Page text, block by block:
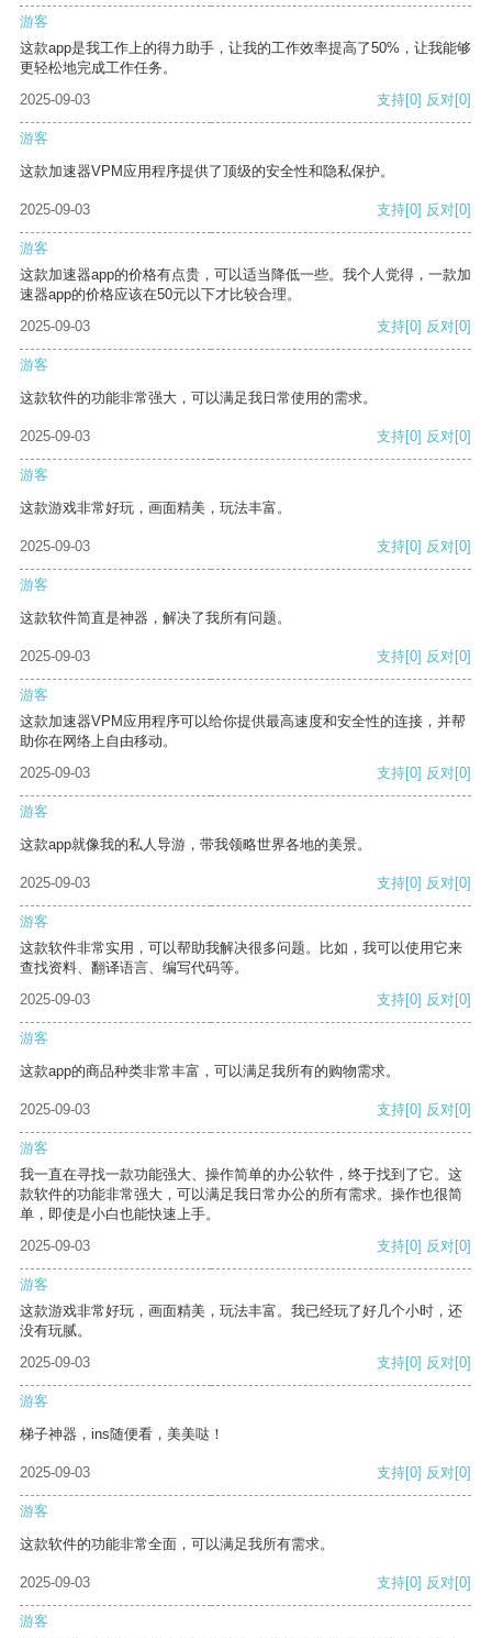
游客
这款app是我工作上的得力助手，让我的工作效率提高了50%，让我能够
更轻松地完成工作任务。
2025-09-03
支持[0] 反对[0]
游客
这款加速器VPM应用程序提供了顶级的安全性和隐私保护。
2025-09-03 支持[0] 反对[0]
游客
这款加速器app的价格有点贵，可以适当降低一些。我个人觉得，一款加
速器app的价格应该在50元以下才比较合理。
2025-09-03
支持[0] 反对[0]
游客
这款软件的功能非常强大，可以满足我日常使用的需求。
2025-09-03 支持[0] 反对[0]
游客
这款游戏非常好玩，画面精美，玩法丰富。
2025-09-03 支持[0] 反对[0]
游客
这款软件简直是神器，解决了我所有问题。
2025-09-03 支持[0] 反对[0]
游客
这款加速器VPM应用程序可以给你提供最高速度和安全性的连接，并帮
助你在网络上自由移动。
2025-09-03
支持[0] 反对[0]
游客
这款app就像我的私人导游，带我领略世界各地的美景。
2025-09-03 支持[0] 反对[0]
游客
这款软件非常实用，可以帮助我解决很多问题。比如，我可以使用它来
查找资料、翻译语言、编写代码等。
2025-09-03
支持[0] 反对[0]
游客
这款app的商品种类非常丰富，可以满足我所有的购物需求。
2025-09-03 支持[0] 反对[0]
游客
我一直在寻找一款功能强大、操作简单的办公软件，终于找到了它。这
款软件的功能非常强大，可以满足我日常办公的所有需求。操作也很简
单，即使是小白也能快速上手。
2025-09-03
支持[0] 反对[0]
游客
这款游戏非常好玩，画面精美，玩法丰富。我已经玩了好几个小时，还
没有玩腻。
2025-09-03
支持[0] 反对[0]
游客
梯子神器，ins随便看，美美哒！
2025-09-03 支持[0] 反对[0]
游客
这款软件的功能非常全面，可以满足我所有需求。
2025-09-03 支持[0] 反对[0]
游客